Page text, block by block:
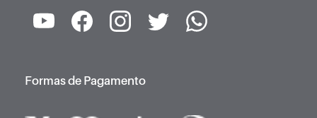
Formas de Pagamento